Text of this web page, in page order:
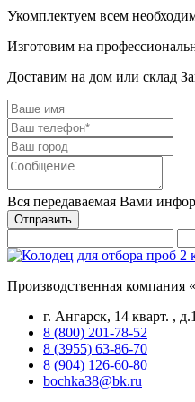
Укомплектуем всем
Изготовим на
Доставим на дом или склад
Вся передаваемая Вами
Отправить
Производственная
г. Ангарск, 14 кварт. ,
8 (800) 201-78-52
8 (3955) 63-86-70
8 (904) 126-60-80
bochka38@bk.ru